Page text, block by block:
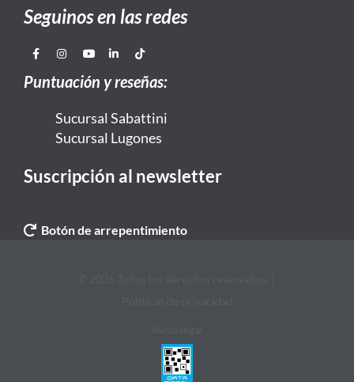
Seguinos en las redes
Puntuación y reseñas:
Sucursal Sabattini
Sucursal Lugones
Suscripción al newsletter
Botón de arrepentimiento